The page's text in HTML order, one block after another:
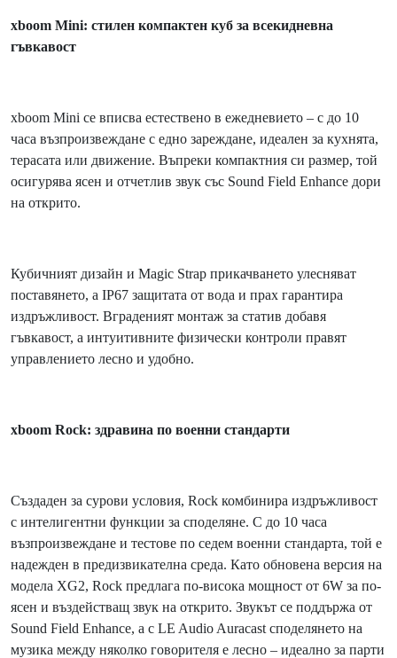
xboom Mini: стилен компактен куб за всекидневна
гъвкавост
xboom Mini се вписва естествено в ежедневието – с до 10
часа възпроизвеждане с едно зареждане, идеален за кухнята,
терасата или движение. Въпреки компактния си размер, той
осигурява ясен и отчетлив звук със Sound Field Enhance дори
на открито.
Кубичният дизайн и Magic Strap прикачването улесняват
поставянето, а IP67 защитата от вода и прах гарантира
издръжливост. Вграденият монтаж за статив добавя
гъвкавост, а интуитивните физически контроли правят
управлението лесно и удобно.
xboom Rock: здравина по военни стандарти
Създаден за сурови условия, Rock комбинира издръжливост
с интелигентни функции за споделяне. С до 10 часа
възпроизвеждане и тестове по седем военни стандарта, той е
надежден в предизвикателна среда. Като обновена версия на
модела XG2, Rock предлага по-висока мощност от 6W за по-
ясен и въздействащ звук на открито. Звукът се поддържа от
Sound Field Enhance, а с LE Audio Auracast споделянето на
музика между няколко говорителя е лесно – идеално за парти